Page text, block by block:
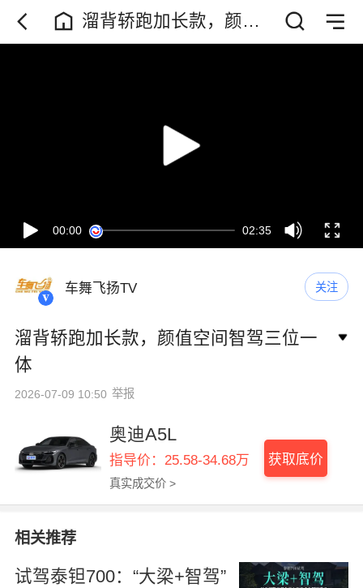
溜背轿跑加长款，颜值
空间智驾三位一体
00:00 02:35
车舞飞扬TV 关注
溜背轿跑加长款，颜值空间智驾三位一
体
2026-07-09 10:50 举报
奥迪A5L
指导价：25.58-34.68万
真实成交价 >
获取底价
相关推荐
试驾泰钽700：“大梁+智驾”